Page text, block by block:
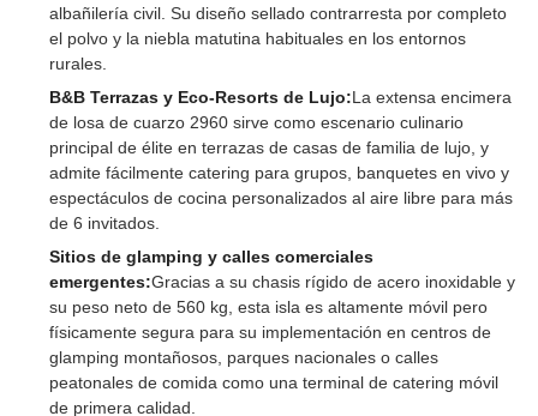
albañilería civil. Su diseño sellado contrarresta por completo
el polvo y la niebla matutina habituales en los entornos
rurales.
B&B Terrazas y Eco-Resorts de Lujo:La extensa encimera
de losa de cuarzo 2960 sirve como escenario culinario
principal de élite en terrazas de casas de familia de lujo, y
admite fácilmente catering para grupos, banquetes en vivo y
espectáculos de cocina personalizados al aire libre para más
de 6 invitados.
Sitios de glamping y calles comerciales
emergentes:Gracias a su chasis rígido de acero inoxidable y
su peso neto de 560 kg, esta isla es altamente móvil pero
físicamente segura para su implementación en centros de
glamping montañosos, parques nacionales o calles
peatonales de comida como una terminal de catering móvil
de primera calidad.